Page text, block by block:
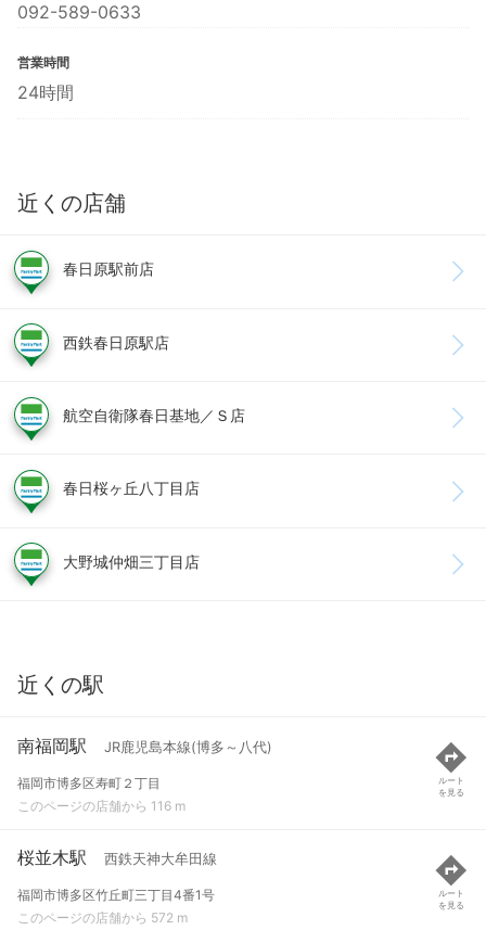
092-589-0633
営業時間
24時間
近くの店舗
春日原駅前店
西鉄春日原駅店
航空自衛隊春日基地／Ｓ店
春日桜ヶ丘八丁目店
大野城仲畑三丁目店
近くの駅
南福岡駅 JR鹿児島本線(博多～八代)
福岡市博多区寿町２丁目
このページの店舗から 116 m
ルート
を見る
桜並木駅 西鉄天神大牟田線
福岡市博多区竹丘町三丁目4番1号
このページの店舗から 572 m
ルート
を見る